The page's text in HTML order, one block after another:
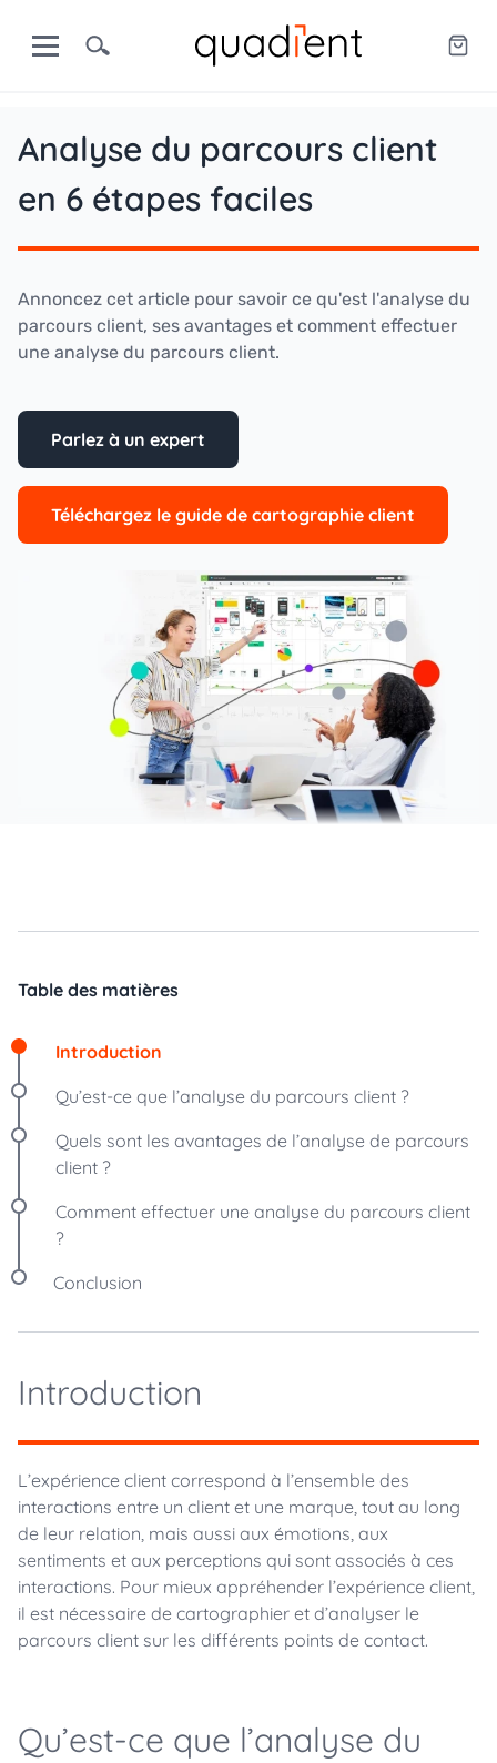
Analyse du parcours client
en 6 étapes faciles
Annoncez cet article pour savoir ce qu'est l'analyse du
parcours client, ses avantages et comment effectuer
une analyse du parcours client.
Parlez à un expert
Téléchargez le guide de cartographie client
Table des matières
Introduction
Qu’est-ce que l’analyse du parcours client ?
Quels sont les avantages de l’analyse de parcours
client ?
Comment effectuer une analyse du parcours client
?
Conclusion
Introduction
L’expérience client correspond à l’ensemble des
interactions entre un client et une marque, tout au long
de leur relation, mais aussi aux émotions, aux
sentiments et aux perceptions qui sont associés à ces
interactions. Pour mieux appréhender l’expérience client,
il est nécessaire de cartographier et d’analyser le
parcours client sur les différents points de contact.
Qu’est-ce que l’analyse du